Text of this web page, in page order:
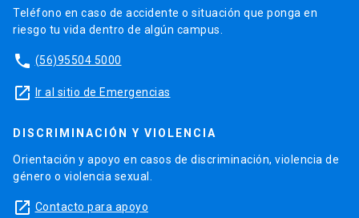
Teléfono en caso de accidente o situación que ponga en
riesgo tu vida dentro de algún campus.
phone (56)95504 5000
launch Ir al sitio de Emergencias
DISCRIMINACIÓN Y VIOLENCIA
Orientación y apoyo en casos de discriminación, violencia de
género o violencia sexual.
launch Contacto para apoyo